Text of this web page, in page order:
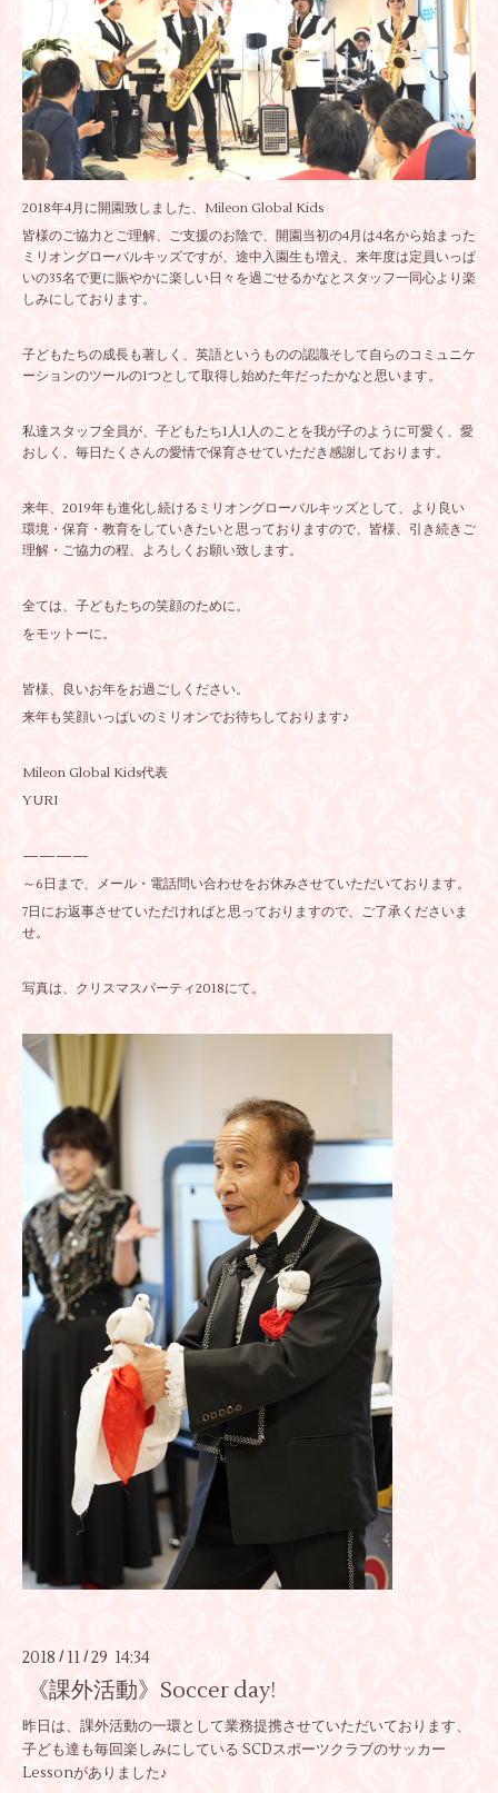
2018年4月に開園致しました、Mileon Global Kids
皆様のご協力とご理解、ご支援のお陰で、開園当初の4月は4名から始まった
ミリオングローバルキッズですが、途中入園生も増え、来年度は定員いっぱ
いの35名で更に賑やかに楽しい日々を過ごせるかなとスタッフ一同心より楽
しみにしております。
子どもたちの成長も著しく、英語というものの認識そして自らのコミュニケ
ーションのツールの1つとして取得し始めた年だったかなと思います。
私達スタッフ全員が、子どもたち1人1人のことを我が子のように可愛く、愛
おしく、毎日たくさんの愛情で保育させていただき感謝しております。
来年、2019年も進化し続けるミリオングローバルキッズとして、より良い
環境・保育・教育をしていきたいと思っておりますので、皆様、引き続きご
理解・ご協力の程、よろしくお願い致します。
全ては、子どもたちの笑顔のために。
をモットーに。
皆様、良いお年をお過ごしください。
来年も笑顔いっぱいのミリオンでお待ちしております♪
Mileon Global Kids代表
YURI
————
～6日まで、メール・電話問い合わせをお休みさせていただいております。
7日にお返事させていただければと思っておりますので、ご了承くださいま
せ。
写真は、クリスマスパーティ2018にて。
2018 / 11 / 29 14:34
《課外活動》Soccer day!
昨日は、課外活動の一環として業務提携させていただいております、
子ども達も毎回楽しみにしている SCDスポーツクラブのサッカー
Lessonがありました♪